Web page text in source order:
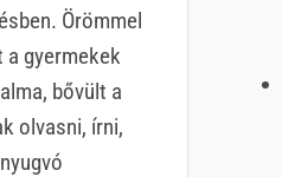
Örömmel
gyermekek
bővült a
olvasni, írni,